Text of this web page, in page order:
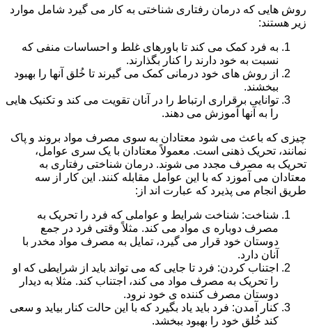
روش هایی که درمان رفتاری شناختی به کار می گیرد شامل موارد
زیر هستند:
به فرد کمک می کند تا باورهای غلط و احساسات منفی که
نسبت به خود دارند را کنار بگذارند.
از روش های خود درمانی کمک می گیرند تا خُلق آنها را بهبود
ببخشند.
توانایی برقراری ارتباط را در آنان تقویت می کند و تکنیک هایی
را به آنها آموزش می دهند.
چیزی که باعث می شود معتادان به سوی مصرف مواد بروند و پاک
نمانند، تحریک ذهنی است. معمولاً معتادان با یک سری عوامل،
تحریک به مصرف مجدد می شوند. درمان شناختی رفتاری به
معتادان می آموزد که با این عوامل مقابله کنند. این کار از سه
طریق انجام می پذیرد که عبارت اند از:
شناخت: شناخت شرایط و عواملی که فرد را تحریک به
مصرف دوباره ی مواد می کند. مثلاً وقتی فرد در جمع
دوستان خود قرار می گیرد، تمایل به مصرف مواد مخدر با
آنان دارد.
اجتناب کردن: فرد تا جایی که می تواند باید از شرایطی که او
را تحریک به مصرف مواد می کند، اجتناب کند. مثلا به دیدار
دوستان مصرف کننده ی خود نرود.
کنار آمدن: فرد باید یاد بگیرد که با این حالت کنار بیاید و سعی
کند خُلق خود را بهبود ببخشد.